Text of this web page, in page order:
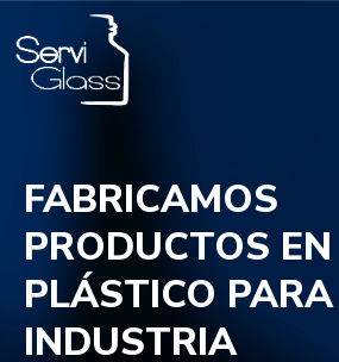
FABRICAMOS
PRODUCTOS EN
PLÁSTICO
INDUSTRIA